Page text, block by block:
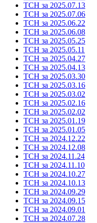
ТСН за 2025.07.13
ТСН за 2025.07.06
ТСН за 2025.06.22
ТСН за 2025.06.08
ТСН за 2025.05.25
ТСН за 2025.05.11
ТСН за 2025.04.27
ТСН за 2025.04.13
ТСН за 2025.03.30
ТСН за 2025.03.16
ТСН за 2025.03.02
ТСН за 2025.02.16
ТСН за 2025.02.02
ТСН за 2025.01.19
ТСН за 2025.01.05
ТСН за 2024.12.22
ТСН за 2024.12.08
ТСН за 2024.11.24
ТСН за 2024.11.10
ТСН за 2024.10.27
ТСН за 2024.10.13
ТСН за 2024.09.29
ТСН за 2024.09.15
ТСН за 2024.09.01
ТСН за 2024.07.28